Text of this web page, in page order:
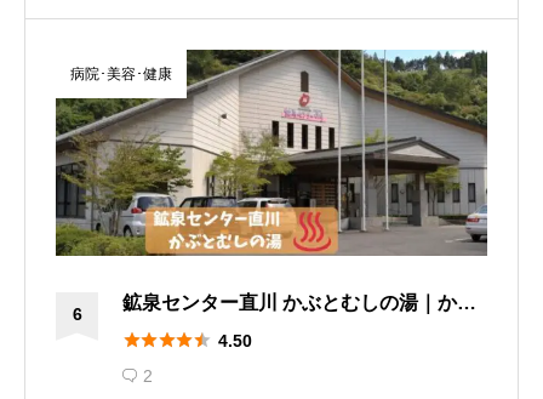
会話を重要視して、必要な物を仕入れています。
病院･美容･健康
6
鉱泉センター直川 かぶとむしの湯｜かぶ
とむしモニュメントから車で４分、佐伯
 4.50
 2